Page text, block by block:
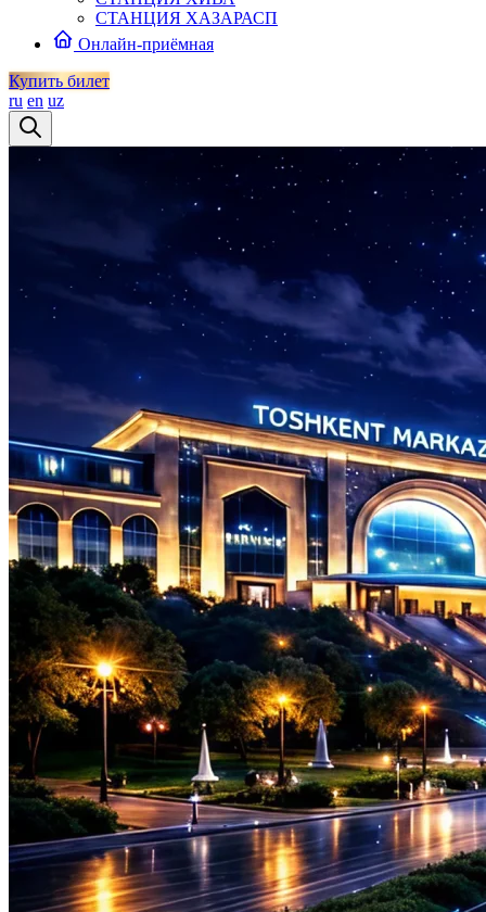
СТАНЦИЯ ХАЗАРАСП
Онлайн-приёмная
Купить билет
ru en uz